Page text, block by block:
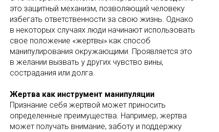
это защитный механизм, позволяющий человеку
избегать ответственности за свою жизнь. Однако
в некоторых случаях люди начинают использовать
свое положение «жертвы» как способ
манипулирования окружающими. Проявляется это
в желании вызвать у других чувство вины,
сострадания или долга.
Жертва как инструмент манипуляции
Признание себя жертвой может приносить
определенные преимущества. Например, жертва
может получать внимание, заботу и поддержку